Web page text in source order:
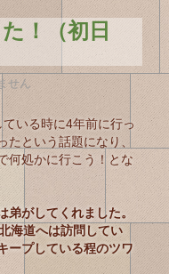
！（初日
せん
いる時に4年前に行っ
という話題になり、
何処かに行こう！とな
がしてくれました。
海道へは訪問してい
ープしている程のツワ